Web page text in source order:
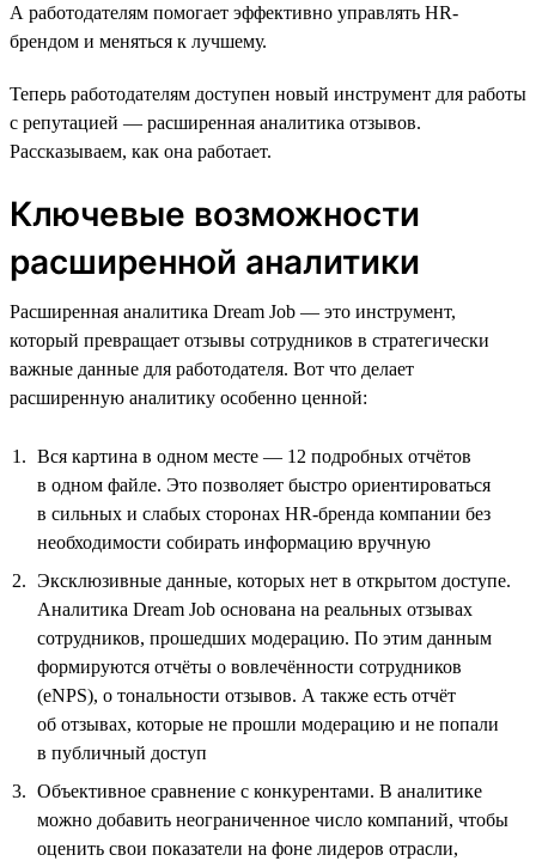
А работодателям помогает эффективно управлять HR-
брендом и меняться к лучшему.
Теперь работодателям доступен новый инструмент для работы
с репутацией — расширенная аналитика отзывов.
Рассказываем, как она работает.
Ключевые возможности
расширенной аналитики
Расширенная аналитика Dream Job — это инструмент,
который превращает отзывы сотрудников в стратегически
важные данные для работодателя. Вот что делает
расширенную аналитику особенно ценной:
Вся картина в одном месте — 12 подробных отчётов
в одном файле. Это позволяет быстро ориентироваться
в сильных и слабых сторонах HR-бренда компании без
необходимости собирать информацию вручную
Эксклюзивные данные, которых нет в открытом доступе.
Аналитика Dream Job основана на реальных отзывах
сотрудников, прошедших модерацию. По этим данным
формируются отчёты о вовлечённости сотрудников
(eNPS), о тональности отзывов. А также есть отчёт
об отзывах, которые не прошли модерацию и не попали
в публичный доступ
Объективное сравнение с конкурентами. В аналитике
можно добавить неограниченное число компаний, чтобы
оценить свои показатели на фоне лидеров отрасли,